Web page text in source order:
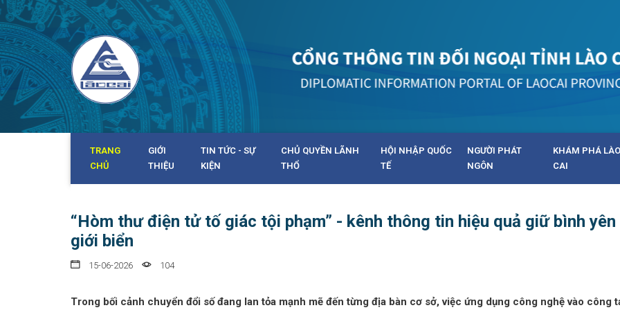
TRANG
CHỦ
GIỚI
THIỆU
TIN TỨC - SỰ
KIỆN
CHỦ QUYỀN LÃNH
THỔ
HỘI NHẬP QUỐC
TẾ
NGƯỜI PHÁT
NGÔN
KHÁM PHÁ LÀO
CAI
“Hòm thư điện tử tố giác tội phạm” - kênh thông tin hiệu quả giữ bình yên
giới biển
15-06-2026 104
Trong bối cảnh chuyển đổi số đang lan tỏa mạnh mẽ đến từng địa bàn cơ sở, việc ứng dụng công nghệ vào công